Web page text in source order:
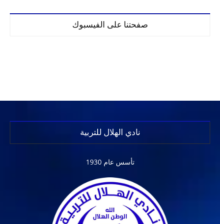
صفحتنا على الفيسبوك
نادي الهلال للتربية
تأسس عام 1930